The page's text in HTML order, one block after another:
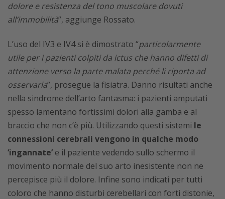
dolore e resistenza del tono muscolare dovuti
all’immobilità”, aggiunge Rossato.
L’uso del IV3 e IV4 si è dimostrato “particolarmente
utile per i pazienti colpiti da ictus che hanno difetti di
attenzione verso la parte malata perché li riporta ad
osservarla”, prosegue la fisiatra. Danno risultati anche
nella sindrome dell’arto fantasma: i pazienti amputati
spesso lamentano fortissimi dolori alla gamba e al
braccio che non c’è più. Utilizzando questi sistemi le
connessioni cerebrali vengono in qualche modo
‘ingannate’ e il paziente vedendo sullo schermo il
movimento normale del suo arto inesistente non ne
percepisce più il dolore. Infine sono indicati per tutti
coloro che hanno disturbi cerebellari con forti distonie,